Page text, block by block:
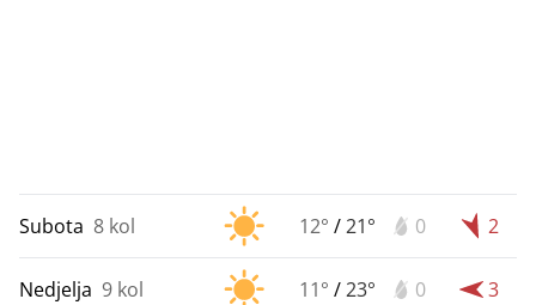
Subota 8 kol 12° /21° 0 2
Nedjelja 9 kol 11° /23° 0 3